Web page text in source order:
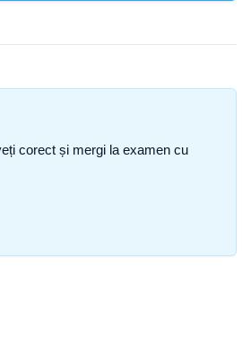
corect și mergi la examen cu